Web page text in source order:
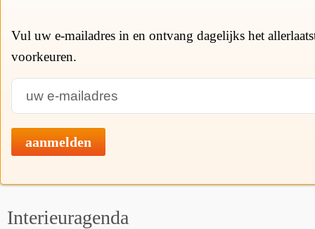
Vul uw e-mailadres in en ontvang dagelijks het
voorkeuren.
aanmelden
Interieuragenda